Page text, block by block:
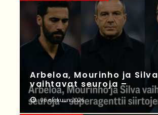
Arbeloa, Mourinho ja Silva
vaihtavat seuroja –
06 elokuun 2026